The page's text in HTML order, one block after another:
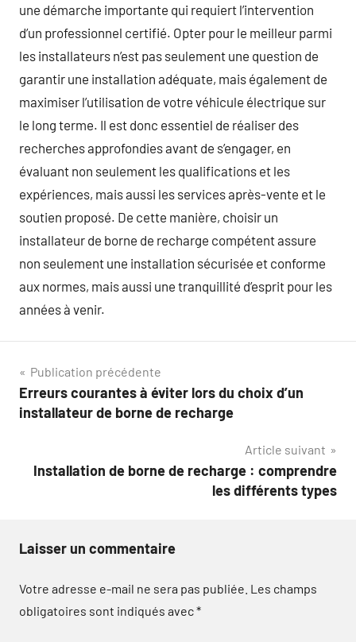
une démarche importante qui requiert l’intervention
d’un professionnel certifié. Opter pour le meilleur parmi
les installateurs n’est pas seulement une question de
garantir une installation adéquate, mais également de
maximiser l’utilisation de votre véhicule électrique sur
le long terme. Il est donc essentiel de réaliser des
recherches approfondies avant de s’engager, en
évaluant non seulement les qualifications et les
expériences, mais aussi les services après-vente et le
soutien proposé. De cette manière, choisir un
installateur de borne de recharge compétent assure
non seulement une installation sécurisée et conforme
aux normes, mais aussi une tranquillité d’esprit pour les
années à venir.
Navigation
de
Publication précédente
Erreurs courantes à éviter lors du choix d’un
installateur de borne de recharge
Article suivant
Installation de borne de recharge : comprendre
les différents types
Laisser un commentaire
Votre adresse e-mail ne sera pas publiée. Les champs
obligatoires sont indiqués avec*